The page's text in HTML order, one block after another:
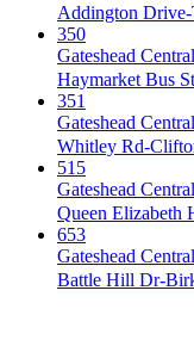
Addington Drive-
350
Gateshead
Haymarket Bus
351
Gateshead
Whitley Rd-
515
Gateshead
Queen Elizabeth
653
Gateshead
Battle Hill Dr-